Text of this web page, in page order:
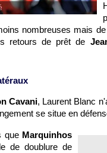
nombreuses mais
retours de prêt de
Cavani, Laurent Blanc
se situe en
que Marquinhos
de doublure de